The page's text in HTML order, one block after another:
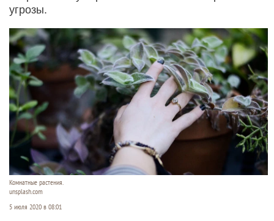
угрозы.
Комнатные растения.
unsplash.com
5 июля 2020 в 08:01